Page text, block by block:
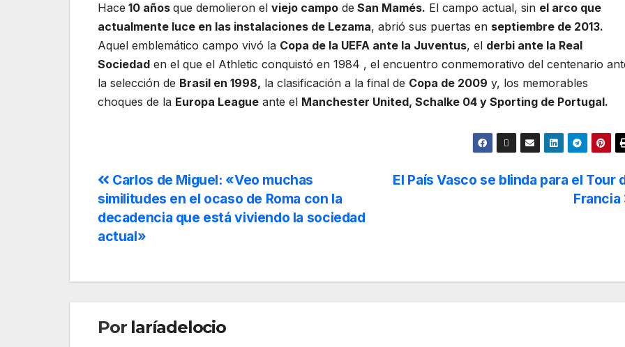
Hace 10 años que demolieron el viejo campo de San Mamés. El campo actual, sin el arco que
actualmente luce en las instalaciones de Lezama, abrió sus puertas en septiembre de 2013.
Aquel emblemático campo vivó la Copa de la UEFA ante la Juventus, el derbi ante la Real
Sociedad en el que el Athletic conquistó en 1984 , el encuentro conmemorativo del centenario
la selección de Brasil en 1998, la clasificación a la final de Copa de 2009 y, los memorables
choques de la Europa League ante el Manchester United, Schalke 04 y Sporting de Portugal.
El País Vasco se blinda para el Tour
Francia
Carlos de Miguel: «Veo muchas
similitudes en el ocaso de Roma con la
decadencia que está viviendo la sociedad
actual»
Por laríadelocio